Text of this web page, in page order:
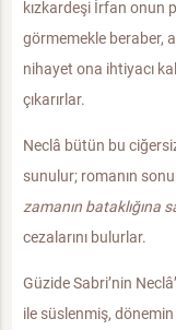
kızkardeşi İrfan onun
görmemekle beraber,
nihayet ona ihtiyacı
çıkarırlar.
Neclâ bütün bu
sunulur; romanın
zamanın bataklığına
cezalarını bulurlar.
Güzide Sabri’nin
ile süslenmiş, dönemin